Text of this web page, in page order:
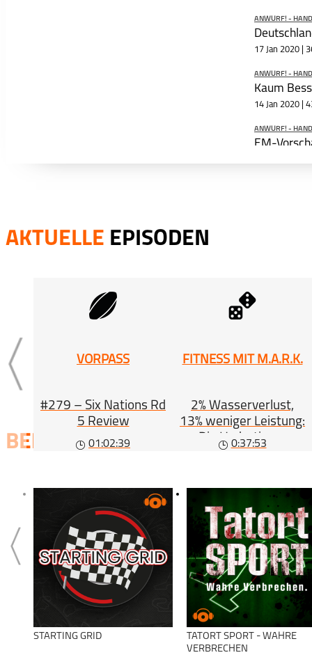
ANWURF! -
17 Jan 2020 |
ANWURF! -
Kaum
14 Jan 2020 |
ANWURF! -
EM-
AKTUELLE EPISODEN
VORPASS
#279 – Six Nations Rd
5 Review
01:02:39
FITNESS MIT M.A.R.K.
2% Wasserverlust,
13% weniger Leistung:
Die Hydrations-
Gleichung (#563)
0:37:53
BELIEBTESERIEN
STARTING GRID
TATORT SPORT - WAHRE
VERBRECHEN